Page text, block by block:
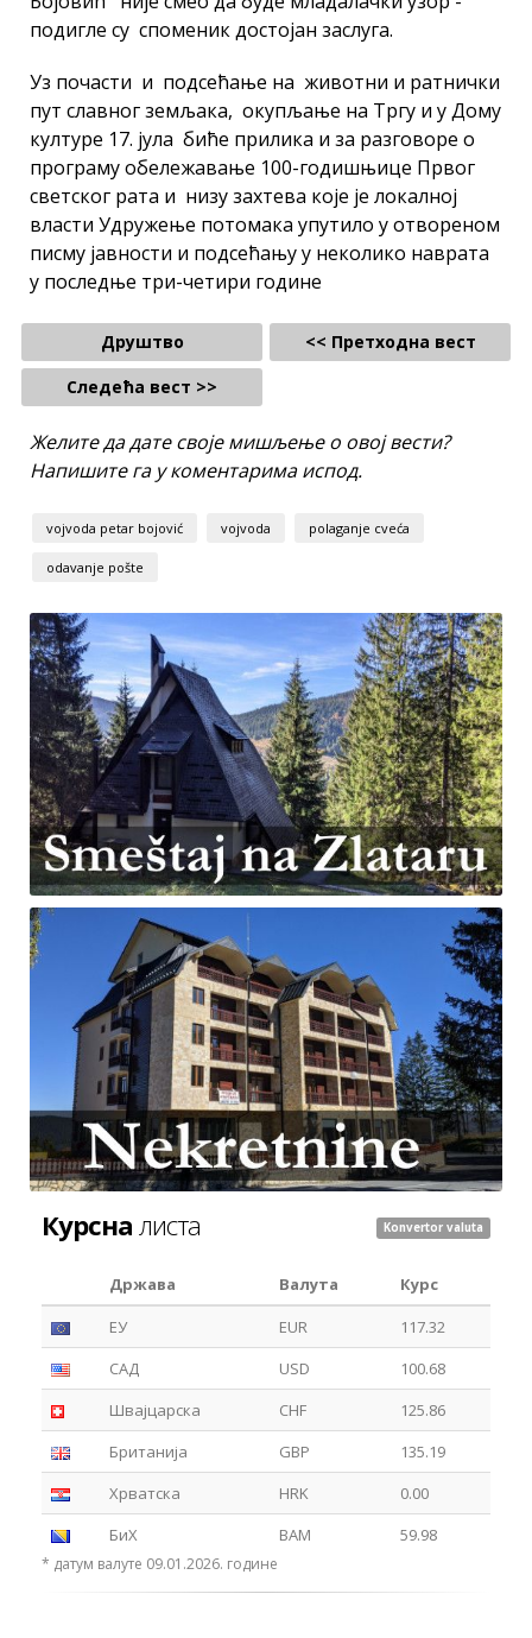
подигле су споменик достојан заслуга.
Уз почасти и подсећање на животни и ратнички
пут славног земљака, окупљање на Тргу и у Дому
културе 17. јула биће прилика и за разговоре о
програму обележавање 100-годишњице Првог
светског рата и низу захтева које је локалној
власти Удружење потомака упутило у отвореном
писму јавности и подсећању у неколико наврата
у последње три-четири године
Друштво
<< Претходна вест
Следећа вест >>
Желите да дате своје мишљење о овој вести?
Напишите га у коментарима испод.
vojvoda petar bojović vojvoda polaganje cveća
odavanje pošte
Курсна листа Konvertor valuta
Држава Валута
Курс
ЕУ
EUR
117.32
САД
USD
100.68
Швајцарска
CHF
125.86
Британија
GBP
135.19
Хрватска
HRK
0.00
БиХ
BAM 59.98
* датум валуте 09.01.2026. године